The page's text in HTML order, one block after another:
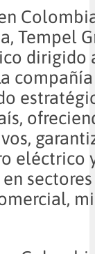
Tempel
dirigido
eléctrico